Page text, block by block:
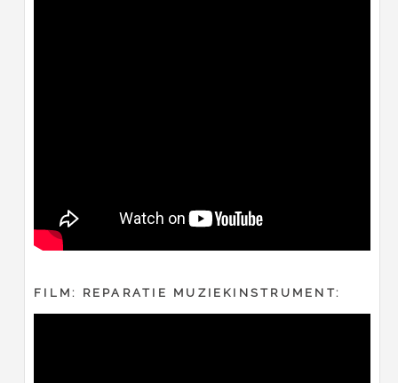
FILM: REPARATIE MUZIEKINSTRUMENT: